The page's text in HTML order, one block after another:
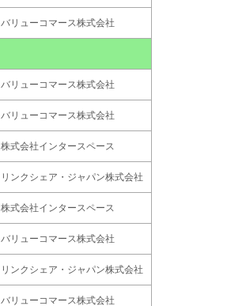
バリューコマース株式会社
バリューコマース株式会社
バリューコマース株式会社
株式会社インタースペース
リンクシェア・ジャパン株式会社
株式会社インタースペース
バリューコマース株式会社
リンクシェア・ジャパン株式会社
バリューコマース株式会社